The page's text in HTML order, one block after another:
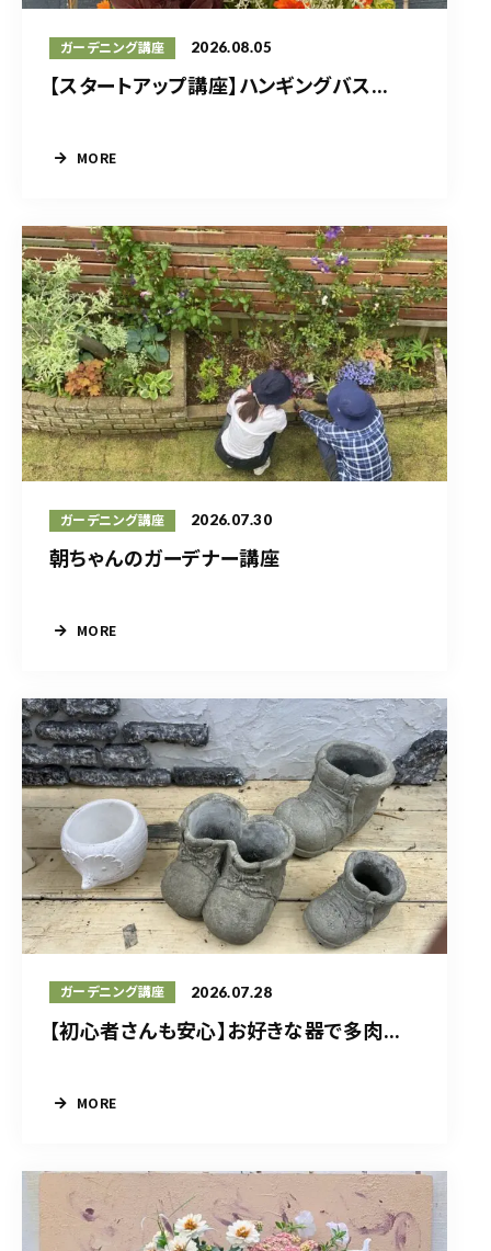
ガーデニング講座 2026.08.05
【スタートアップ講座】ハンギングバス...
MORE
ガーデニング講座 2026.07.30
朝ちゃんのガーデナー講座
MORE
ガーデニング講座 2026.07.28
【初心者さんも安心】お好きな器で多肉...
MORE